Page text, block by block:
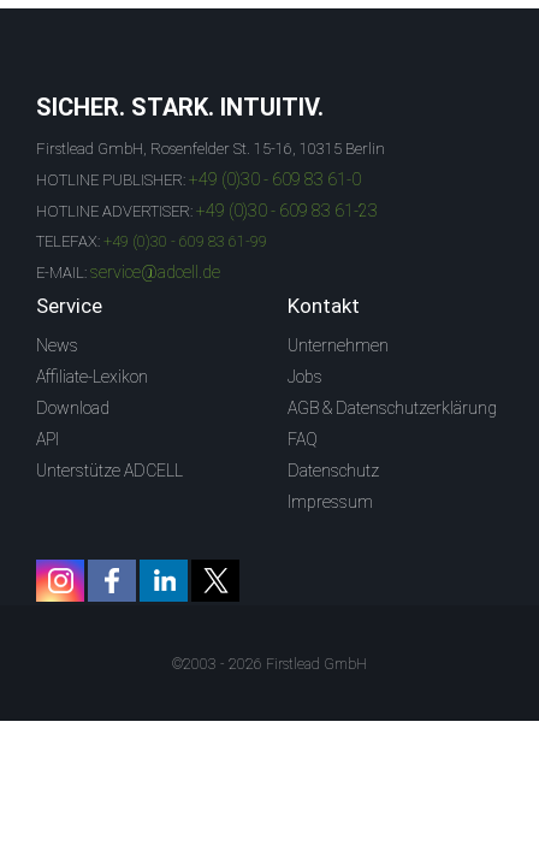
SICHER. STARK. INTUITIV.
Firstlead GmbH, Rosenfelder St. 15-16, 10315 Berlin
HOTLINE PUBLISHER: +49 (0)30 - 609 83 61-0
HOTLINE ADVERTISER: +49 (0)30 - 609 83 61-23
TELEFAX: +49 (0)30 - 609 83 61-99
E-MAIL: service@adcell.de
Service
News
Affiliate-Lexikon
Download
API
Unterstütze ADCELL
Kontakt
Unternehmen
Jobs
AGB & Datenschutzerklärung
FAQ
Datenschutz
Impressum
©2003 - 2026 Firstlead GmbH